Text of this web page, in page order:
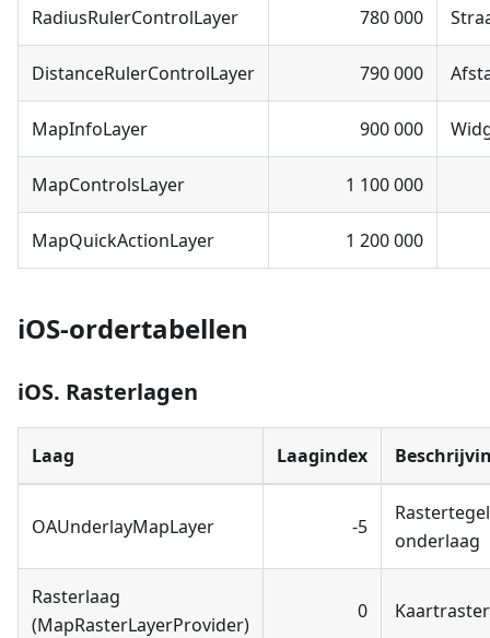
RadiusRulerControlLayer 780 000
DistanceRulerControlLayer 790 000
MapInfoLayer 900 000
MapControlsLayer 1 100 000
MapQuickActionLayer 1 200 000
iOS-ordertabellen
iOS. Rasterlagen
Laag Laagindex
OAUnderlayMapLayer -5
onderlaag
Rasterlaag
(MapRasterLayerProvider)
0